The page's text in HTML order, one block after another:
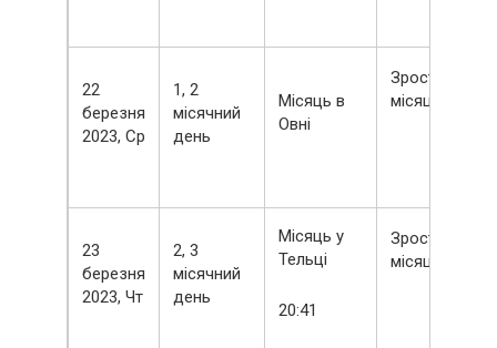
22
березня
2023, Ср
1, 2
місячний
день
Місяць в
Овні
Зростаючий
місяць
23
березня
2023, Чт
2, 3
місячний
день
Місяць у
Тельці
20:41
Зростаючий
місяць